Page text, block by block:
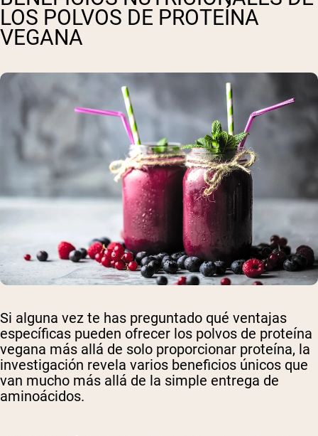
LOS POLVOS DE PROTEÍNA
VEGANA
Si alguna vez te has preguntado qué ventajas
específicas pueden ofrecer los polvos de proteína
vegana más allá de solo proporcionar proteína, la
investigación revela varios beneficios únicos que
van mucho más allá de la simple entrega de
aminoácidos.